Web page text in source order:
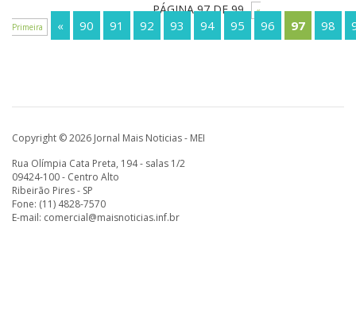
PÁGINA 97 DE 99
«
Primeira
« 90 91 92 93 94 95 96 97 98
Copyright © 2026 Jornal Mais Noticias - MEI
Rua Olímpia Cata Preta, 194 - salas 1/2
09424-100 - Centro Alto
Ribeirão Pires - SP
Fone: (11) 4828-7570
E-mail: comercial@maisnoticias.inf.br